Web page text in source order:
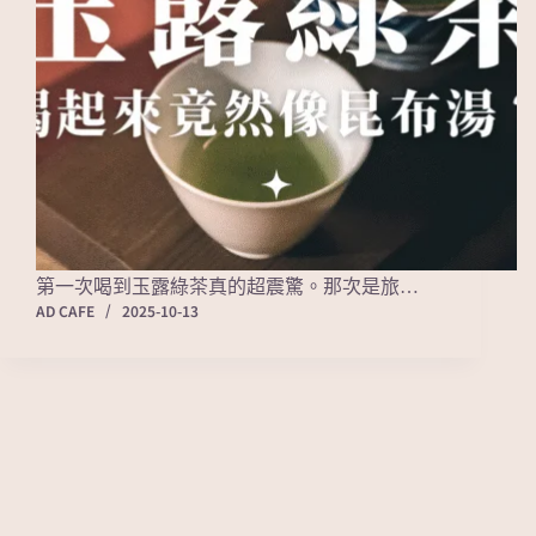
第一次喝到玉露綠茶真的超震驚。那次是旅…
AD CAFE
2025-10-13